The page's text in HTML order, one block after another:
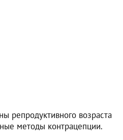
репродуктивного возраста
методы контрацепции.